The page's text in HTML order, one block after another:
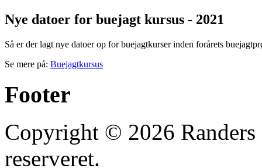
Nye datoer for buejagt kursus - 2021
Så er der lagt nye datoer op for buejagtkurser inden forårets
Se mere på: Buejagtkursus
Footer
Copyright © 2026
reserveret.